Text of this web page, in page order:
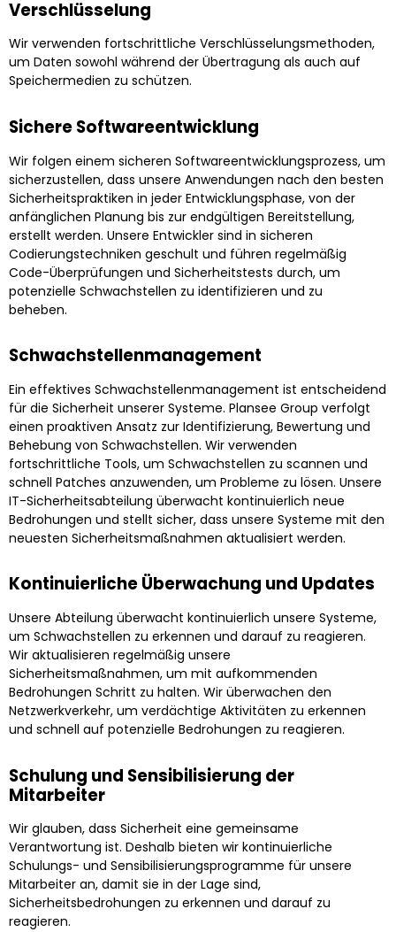
Verschlüsselung
Wir verwenden fortschrittliche Verschlüsselungsmethoden,
um Daten sowohl während der Übertragung als auch auf
Speichermedien zu schützen.
Sichere Softwareentwicklung
Wir folgen einem sicheren Softwareentwicklungsprozess, um
sicherzustellen, dass unsere Anwendungen nach den besten
Sicherheitspraktiken in jeder Entwicklungsphase, von der
anfänglichen Planung bis zur endgültigen Bereitstellung,
erstellt werden. Unsere Entwickler sind in sicheren
Codierungstechniken geschult und führen regelmäßig
Code-Überprüfungen und Sicherheitstests durch, um
potenzielle Schwachstellen zu identifizieren und zu
beheben.
Schwachstellenmanagement
Ein effektives Schwachstellenmanagement ist entscheidend
für die Sicherheit unserer Systeme. Plansee Group verfolgt
einen proaktiven Ansatz zur Identifizierung, Bewertung und
Behebung von Schwachstellen. Wir verwenden
fortschrittliche Tools, um Schwachstellen zu scannen und
schnell Patches anzuwenden, um Probleme zu lösen. Unsere
IT-Sicherheitsabteilung überwacht kontinuierlich neue
Bedrohungen und stellt sicher, dass unsere Systeme mit den
neuesten Sicherheitsmaßnahmen aktualisiert werden.
Kontinuierliche Überwachung und Updates
Unsere Abteilung überwacht kontinuierlich unsere Systeme,
um Schwachstellen zu erkennen und darauf zu reagieren.
Wir aktualisieren regelmäßig unsere
Sicherheitsmaßnahmen, um mit aufkommenden
Bedrohungen Schritt zu halten. Wir überwachen den
Netzwerkverkehr, um verdächtige Aktivitäten zu erkennen
und schnell auf potenzielle Bedrohungen zu reagieren.
Schulung und Sensibilisierung der
Mitarbeiter
Wir glauben, dass Sicherheit eine gemeinsame
Verantwortung ist. Deshalb bieten wir kontinuierliche
Schulungs- und Sensibilisierungsprogramme für unsere
Mitarbeiter an, damit sie in der Lage sind,
Sicherheitsbedrohungen zu erkennen und darauf zu
reagieren.